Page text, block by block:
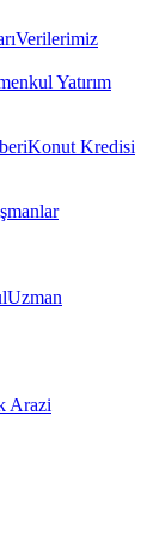
Verilerimiz
Yatırım
Konut Kredisi
Uzman
Arazi